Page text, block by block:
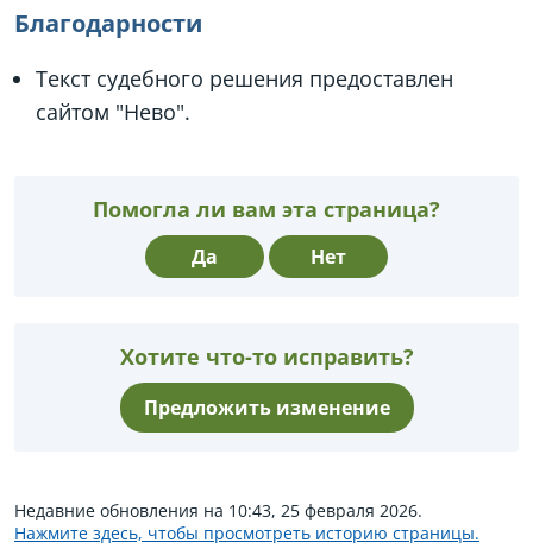
Благодарности
Текст судебного решения предоставлен
сайтом "Нево".
Помогла ли вам эта страница?
Да Нет
Хотите что-то исправить?
Предложить изменение
Недавние обновления на 10:43, 25 февраля 2026.
Нажмите здесь, чтобы просмотреть историю страницы.